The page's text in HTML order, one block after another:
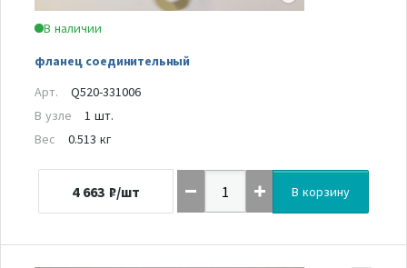
В наличии
фланец соединительный
Арт.
Q520-331006
В узле
1 шт.
Вес
0.513 кг
4 663 ₽/шт В корзину